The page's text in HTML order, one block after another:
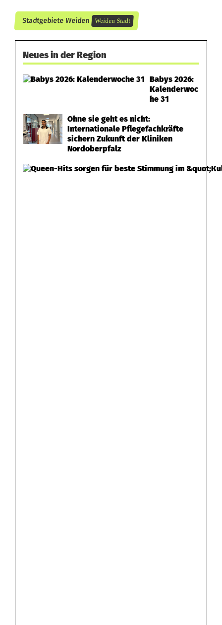
i
m
Stadtgebiete Weiden Weiden Stadt
Neues in der Region
Babys 2026:
Kalenderwoc
he 31
Ohne sie geht es nicht:
Internationale Pflegefachkräfte
sichern Zukunft der Kliniken
Nordoberpfalz